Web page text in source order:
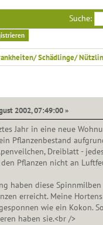
Suche:
Schädlinge/
2002, 07:49:00 »
Jahr in eine neue
Pflanzenbestand
Dreiblatt -
Pflanzen nicht an
haben diese
erreicht. Meine
wie ein Kokon.
haben sie.<br />